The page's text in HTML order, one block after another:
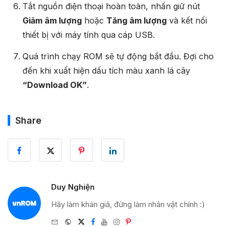
Tắt nguồn điện thoại hoàn toàn, nhấn giữ nút
Giảm âm lượnghoặc Tăng âm lượngvà kết nối
thiết bị với máy tính qua cáp USB.
Quá trình chạy ROM sẽ tự động bắt đầu. Đợi cho
đến khi xuất hiện dấu tích màu xanh lá cây
“Download OK”.
Share
Duy Nghiện
Hãy làm khán giả, đừng làm nhân vật chính :)
e-
WebsiteTwitter
Facebook
YoutubeInstagram
Pinterest